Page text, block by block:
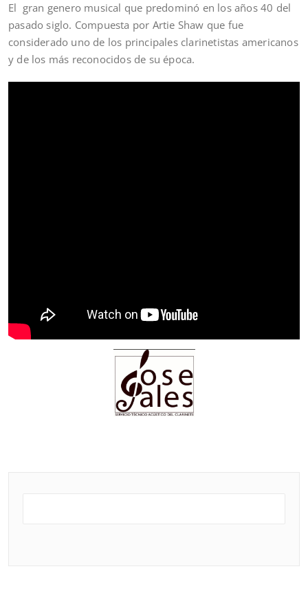
El gran genero musical que predominó en los años 40 del
pasado siglo. Compuesta por Artie Shaw que fue
considerado uno de los principales clarinetistas americanos
y de los más reconocidos de su época.